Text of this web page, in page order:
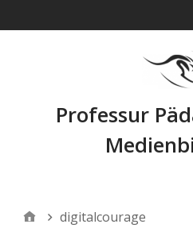
Professur
digitalcourage